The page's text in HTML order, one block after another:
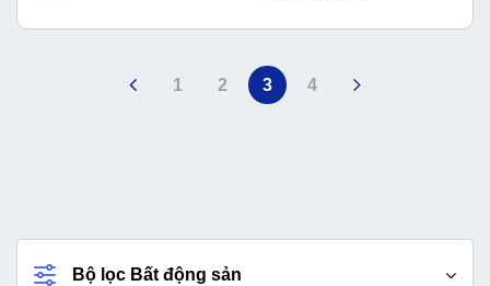
1 2 3 4
Bộ lọc Bất động sản